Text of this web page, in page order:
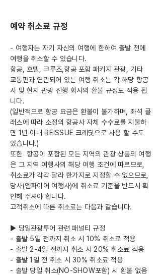
예약 취소료 규정
- 여행자는 자기 자신의 여행에 한하여 출발 전에
여행을 취소할 수 있습니다.
항공, 호텔, 크루즈,항공 포함 패키지 관광, 기타
교통편과 연관되어 있는 여행 취소는 각 해당 항공
사 및 현지 관광 진행 회사의 환불 규정도 적용 됩
니다.
(일반적으로 항공 요금은 환불이 불가하며, 좌석 클
래스에 따라 소정의 항공사 자체 수수료를 지불하
면 1년 이내 REISSUE 크레딧으로 사용 할 수도
있습니다.)
또한 항공이 포함된 모든 지역의 관광 상품의 여행
은 그 지역 여행사의 해당 여행 조건에 따르므로,
취소료가 각각 달라 한가지로 지정할 수 없으므로,
당사(엠파이어 여행사)에 취소료 기준을 반드시 확
인해 주셔야 합니다.
고객취소에 따른 취소료는 다음과 같습니다.
► 당일관광투어 관련 패널티 규정
- 출발 5일 전까지 취소 시 10% 취소료 적용
- 출발 2-4일 전까지 취소 시 20% 취소료 적용
- 출발 1일 전 취소 시 30% 취소료 적용
- 출발 당일 취소(NO-SHOW포함) 시 환불 없음